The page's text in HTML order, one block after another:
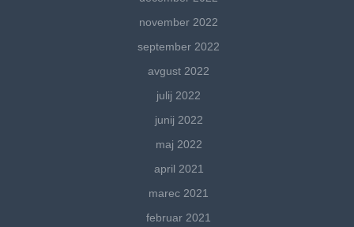
november 2022
september 2022
avgust 2022
julij 2022
junij 2022
maj 2022
april 2021
marec 2021
februar 2021